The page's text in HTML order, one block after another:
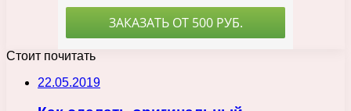
Стоит почитать
22.05.2019